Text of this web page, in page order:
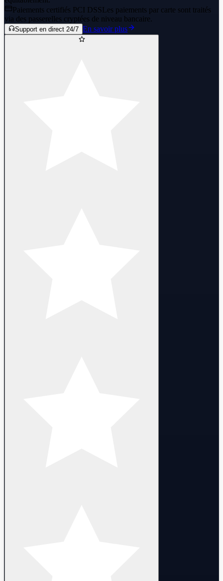
Paiements certifiés PCI DSSLes paiements par carte sont traités
via des passerelles cryptées de niveau bancaire.
Support en direct 24/7 En savoir plus